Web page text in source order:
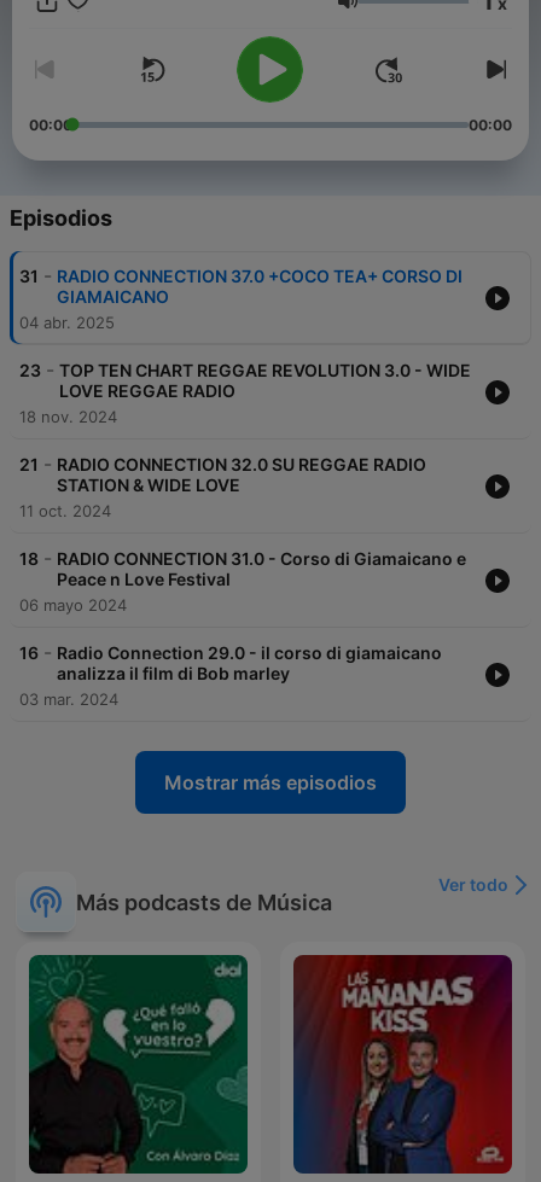
mai nella sua programmazione canzoni dai testi offensivi.
Volumen
00:00 00:00
Episodios
31 - RADIO CONNECTION 37.0 +COCO TEA+ CORSO DI
GIAMAICANO
04 abr. 2025
23 - TOP TEN CHART REGGAE REVOLUTION 3.0 - WIDE
LOVE REGGAE RADIO
18 nov. 2024
21 - RADIO CONNECTION 32.0 SU REGGAE RADIO
STATION & WIDE LOVE
11 oct. 2024
18 - RADIO CONNECTION 31.0 - Corso di Giamaicano e
Peace n Love Festival
06 mayo 2024
16 - Radio Connection 29.0 - il corso di giamaicano
analizza il film di Bob marley
03 mar. 2024
Mostrar más episodios
Más podcasts de Música
Ver todo